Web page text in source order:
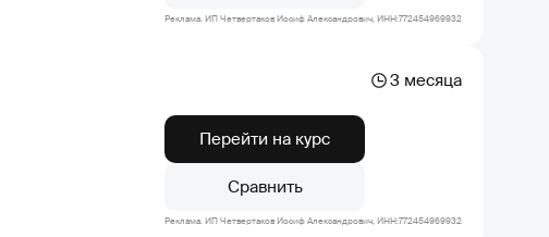
Реклама. ИП Четвертаков Иосиф Александрович, ИНН:772454969932
3 месяца
Перейти на курс
Сравнить
Реклама. ИП Четвертаков Иосиф Александрович, ИНН:772454969932